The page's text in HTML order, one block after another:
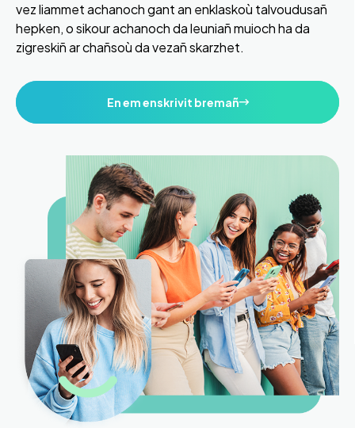
vez liammet achanoch gant an enklaskoù talvoudusañ
hepken, o sikour achanoch da leuniañ muioch ha da
zigreskiñ ar chañsoù da vezañ skarzhet.
En em enskrivit bremañ